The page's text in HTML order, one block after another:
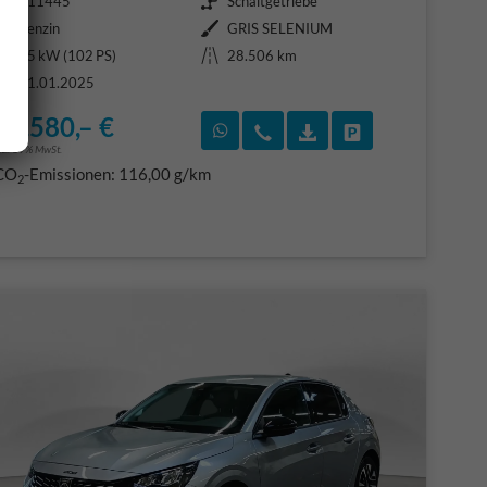
Benzin Außenfarbe GRIS SELENIUM
75 kW (102 PS) Kilometerstand
28.506 km
01.01.2025
16.580,– €
incl. 19% MwSt.
Rückruf vereinbaren
Wir rufen Sie an
Fahrzeugexposé
2-Emissionen: 116,00 g/km